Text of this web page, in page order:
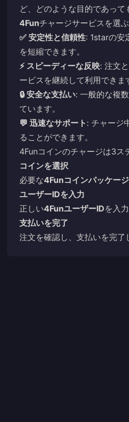
ど、どのような目的であって
4Funチャージサービスを選ぶ
✅ 安定性と信頼性: 1starの安
を短縮できます。
⚡ スピーディーな反映: 注文
ービスを継続して利用できま
🔒 安全な支払い: 一般的な複
ています。
💬 迅速なサポート : チャージ
ることができます。
4Funコインのチャージは3ス
コインを選択
必要な4Funコインパッケージ
ユーザーIDを入力
正しい4FunユーザーIDを入
支払いを完了
注文を確認し、支払いを完了